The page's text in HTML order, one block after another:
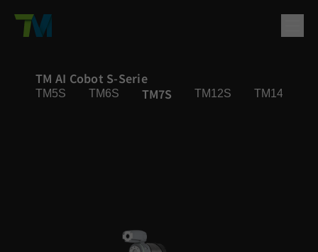
Deutsch 日本語
TM AI Cobot S-Serie
TM5S TM6S TM7S TM12S TM14S